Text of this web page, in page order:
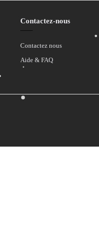
Contactez-nous
Contactez nous
Aide & FAQ